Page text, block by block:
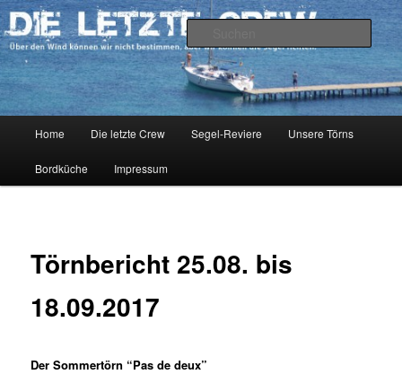
Zum
primären
Inhalt
springenDIE LETZTE CREW
Über den Wind können wir nicht bestimmen, aber wir können die Segel
richten.
Home Die letzte Crew Segel-Reviere Unsere Törns
Bordküche Impressum
Törnbericht 25.08. bis
18.09.2017
Der Sommertörn “Pas de deux”